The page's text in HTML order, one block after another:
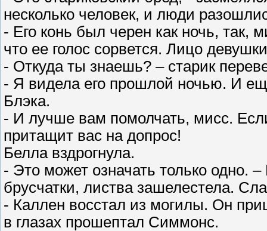
несколько человек, и люди
- Его конь был черен как ночь,
что ее голос сорвется. Лицо
- Откуда ты знаешь? – старик
- Я видела его прошлой ночью. И
Блэка.
- И лучше вам помолчать, мисс.
притащит вас на допрос!
Белла вздрогнула.
- Это может означать только одно.
брусчатки, листва зашелестела.
- Каллен восстал из могилы. Он
в глазах прошептал Симмонс.